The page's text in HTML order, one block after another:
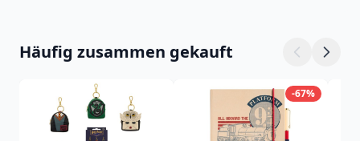
Häufig zusammen gekauft
-67%